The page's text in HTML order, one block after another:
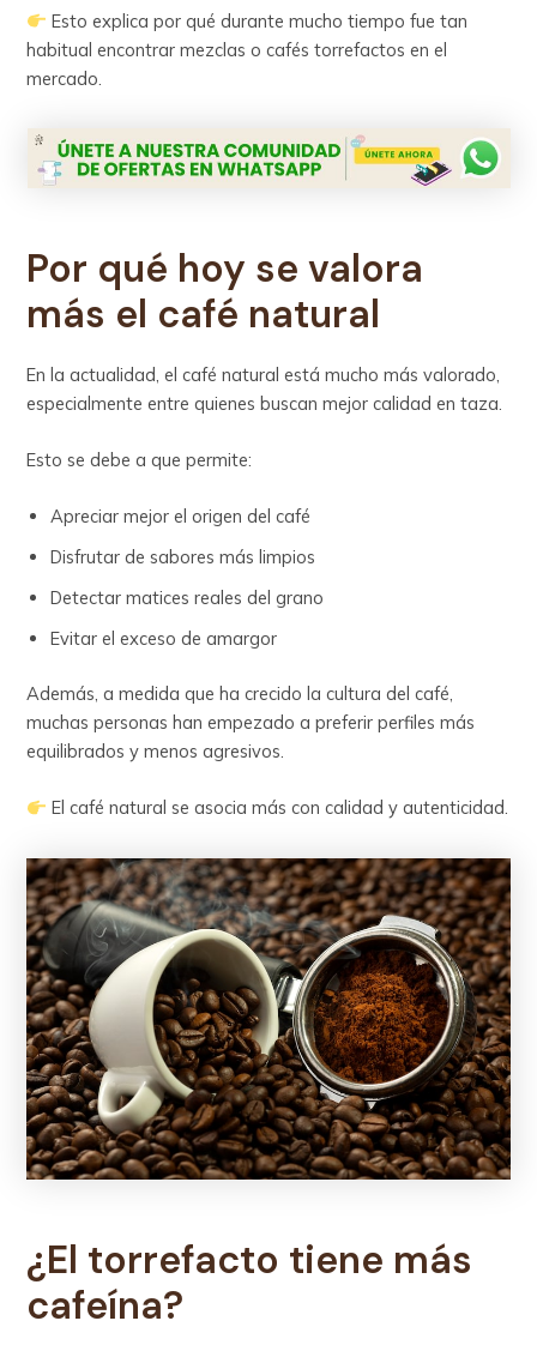
Esto explica por qué durante mucho tiempo fue tan
habitual encontrar mezclas o cafés torrefactos en el
mercado.
Por qué hoy se valora
más el café natural
En la actualidad, el café natural está mucho más valorado,
especialmente entre quienes buscan mejor calidad en taza.
Esto se debe a que permite:
Apreciar mejor el origen del café
Disfrutar de sabores más limpios
Detectar matices reales del grano
Evitar el exceso de amargor
Además, a medida que ha crecido la cultura del café,
muchas personas han empezado a preferir perfiles más
equilibrados y menos agresivos.
El café natural se asocia más con calidad y autenticidad.
¿El torrefacto tiene más
cafeína?